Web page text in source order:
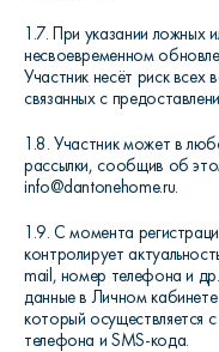
1.7. При указании ложных
несвоевременном
Участник несёт риск всех
связанных с
1.8. Участник может в
рассылки, сообщив об
info@dantonehome.ru.
1.9. С момента
контролирует
mail, номер телефона и
данные в Личном
который осуществляется
телефона и SMS-кода.